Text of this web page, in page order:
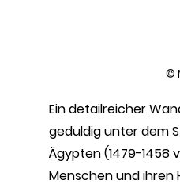
©
Ein detailreicher
geduldig unter dem
Ägypten (1479-1458
Menschen und ihren